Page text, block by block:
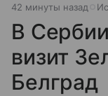
42 минуты назад
В
визит
Белград